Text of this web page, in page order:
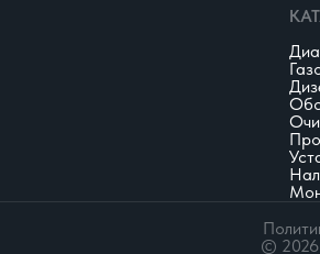
© 2026